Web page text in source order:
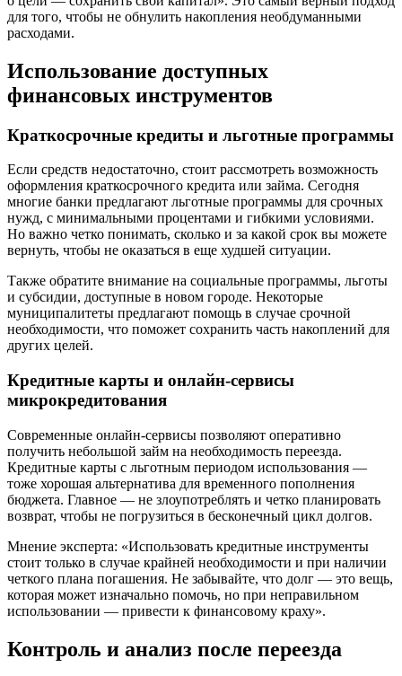
для того, чтобы не обнулить накопления необдуманными
расходами.
Использование доступных
финансовых инструментов
Краткосрочные кредиты и льготные программы
Если средств недостаточно, стоит рассмотреть возможность
оформления краткосрочного кредита или займа. Сегодня
многие банки предлагают льготные программы для срочных
нужд, с минимальными процентами и гибкими условиями.
Но важно четко понимать, сколько и за какой срок вы можете
вернуть, чтобы не оказаться в еще худшей ситуации.
Также обратите внимание на социальные программы, льготы
и субсидии, доступные в новом городе. Некоторые
муниципалитеты предлагают помощь в случае срочной
необходимости, что поможет сохранить часть накоплений для
других целей.
Кредитные карты и онлайн-сервисы
микрокредитования
Современные онлайн-сервисы позволяют оперативно
получить небольшой займ на необходимость переезда.
Кредитные карты с льготным периодом использования —
тоже хорошая альтернатива для временного пополнения
бюджета. Главное — не злоупотреблять и четко планировать
возврат, чтобы не погрузиться в бесконечный цикл долгов.
Мнение эксперта: «Использовать кредитные инструменты
стоит только в случае крайней необходимости и при наличии
четкого плана погашения. Не забывайте, что долг — это вещь,
которая может изначально помочь, но при неправильном
использовании — привести к финансовому краху».
Контроль и анализ после переезда